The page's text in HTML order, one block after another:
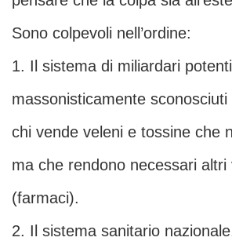
Sono colpevoli nell’ordine:
1. Il sistema di miliardari
massonisticamente
chi vende veleni e tossine che
ma che rendono necessari altri
(farmaci).
2. Il sistema sanitario